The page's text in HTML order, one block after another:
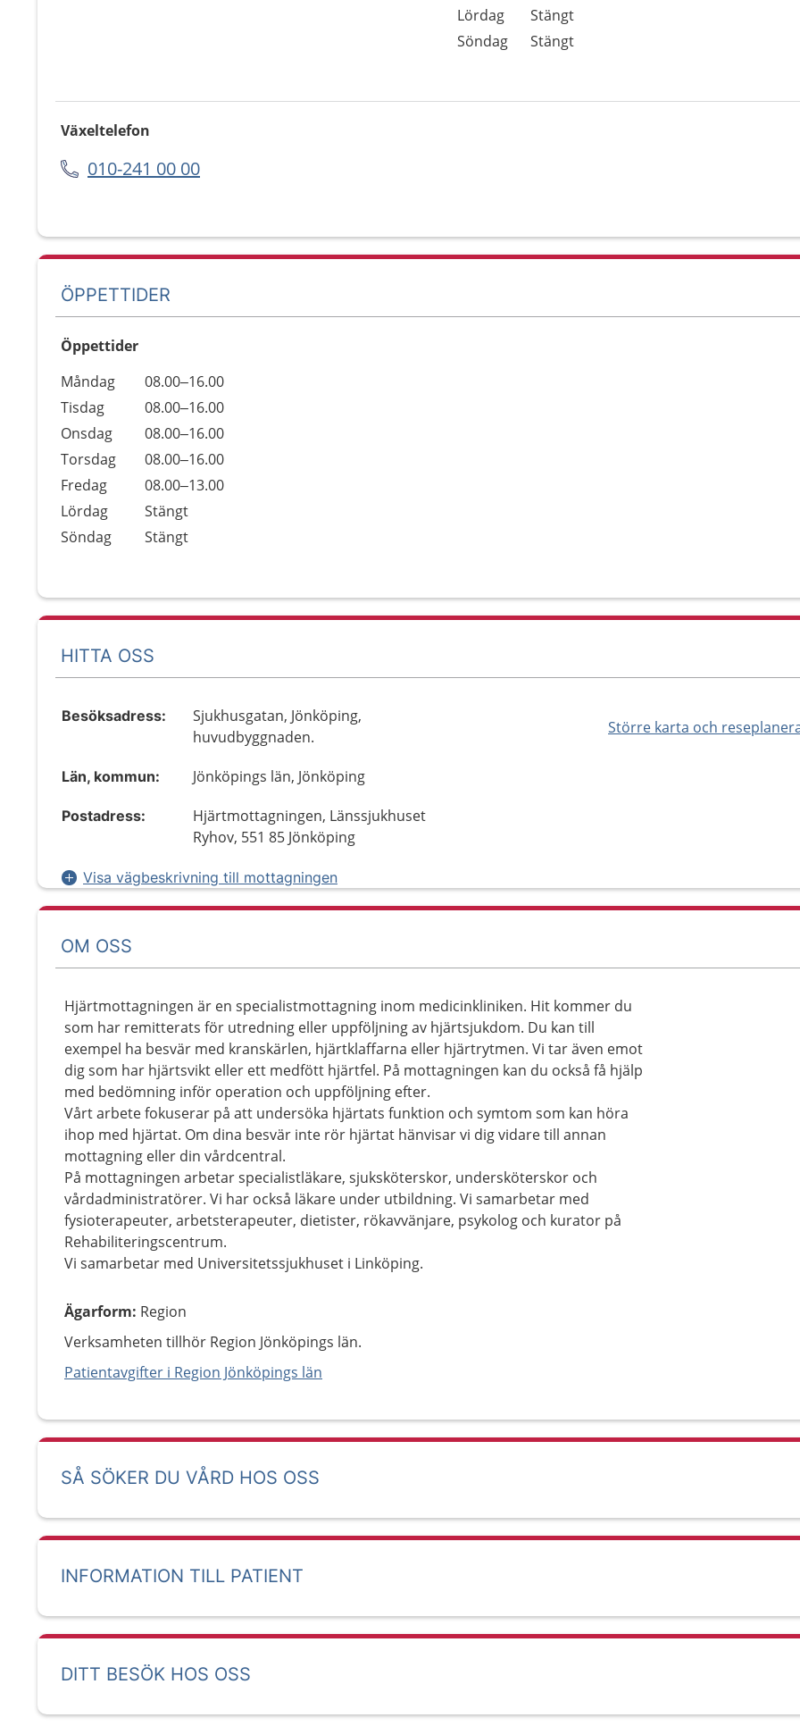
Lördag
Stängt
Söndag
Stängt
Växeltelefon
010-241 00 00
ÖPPETTIDER
Öppettider
Dag
Öppettider
Kommentarer
Måndag
08.00–16.00
Tisdag
08.00–16.00
Onsdag
08.00–16.00
Torsdag
08.00–16.00
Fredag
08.00–13.00
Lördag
Stängt
Söndag
Stängt
HITTA OSS
Större karta och
Besöksadress:
Sjukhusgatan, Jönköping,
huvudbyggnaden.
Län, kommun: Jönköpings län, Jönköping
Postadress:
Hjärtmottagningen, Länssjukhuset
Ryhov, 551 85 Jönköping
Visa vägbeskrivning till mottagningen
OM OSS
Hjärtmottagningen är en specialistmottagning inom medicinkliniken. Hit kommer du
som har remitterats för utredning eller uppföljning av hjärtsjukdom. Du kan till
exempel ha besvär med kranskärlen, hjärtklaffarna eller hjärtrytmen. Vi tar även emot
dig som har hjärtsvikt eller ett medfött hjärtfel. På mottagningen kan du också få hjälp
med bedömning inför operation och uppföljning efter.
Vårt arbete fokuserar på att undersöka hjärtats funktion och symtom som kan höra
ihop med hjärtat. Om dina besvär inte rör hjärtat hänvisar vi dig vidare till annan
mottagning eller din vårdcentral.
På mottagningen arbetar specialistläkare, sjuksköterskor, undersköterskor och
vårdadministratörer. Vi har också läkare under utbildning. Vi samarbetar med
fysioterapeuter, arbetsterapeuter, dietister, rökavvänjare, psykolog och kurator på
Rehabiliteringscentrum.
Vi samarbetar med Universitetssjukhuset i Linköping.
Ägarform: Region
Verksamheten tillhör Region Jönköpings län.
Patientavgifter i Region Jönköpings län
SÅ SÖKER DU VÅRD HOS OSS
INFORMATION TILL PATIENT
DITT BESÖK HOS OSS